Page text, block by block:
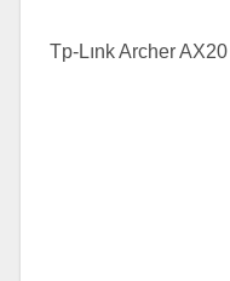
Tp-Lınk Archer